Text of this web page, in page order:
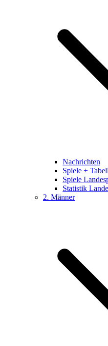
Nachrichten
Spiele +
Spiele
Statistik
2. Männer